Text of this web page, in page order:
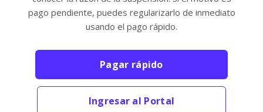
pago pendiente, puedes regularizarlo de inmediato
usando el pago rápido.
Pagar rápido
Ingresar al Portal